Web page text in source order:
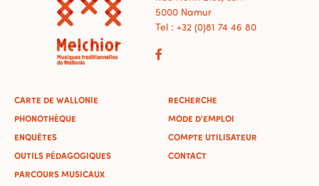
5000 Namur
Tel : +32 (0)81 74 46 80
CARTE DE WALLONIE
PHONOTHÈQUE
ENQUÊTES
OUTILS PÉDAGOGIQUES
PARCOURS MUSICAUX
RECHERCHE
MODE D'EMPLOI
COMPTE UTILISATEUR
CONTACT